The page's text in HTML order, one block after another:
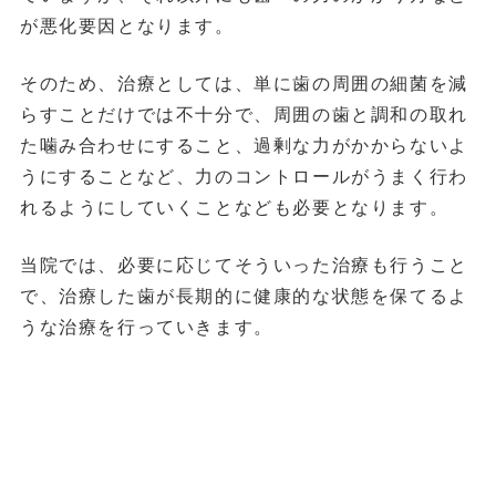
が悪化要因となります。
そのため、治療としては、単に歯の周囲の細菌を減
らすことだけでは不十分で、周囲の歯と調和の取れ
た噛み合わせにすること、過剰な力がかからないよ
うにすることなど、力のコントロールがうまく行わ
れるようにしていくことなども必要となります。
当院では、必要に応じてそういった治療も行うこと
で、治療した歯が長期的に健康的な状態を保てるよ
うな治療を行っていきます。